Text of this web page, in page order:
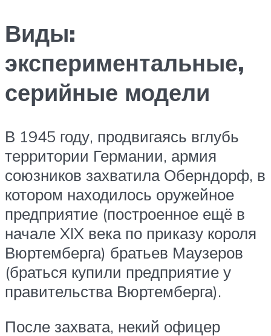
Виды:
экспериментальные,
серийные модели
В 1945 году, продвигаясь вглубь
территории Германии, армия
союзников захватила Оберндорф, в
котором находилось оружейное
предприятие (построенное ещё в
начале XIX века по приказу короля
Вюртемберга) братьев Маузеров
(браться купили предприятие у
правительства Вюртемберга).
После захвата, некий офицер